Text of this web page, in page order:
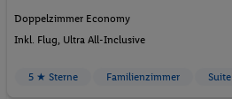
Doppelzimmer Economy
Inkl. Flug, Ultra All-Inclusive
5 ★ Sterne Familienzimmer Suite